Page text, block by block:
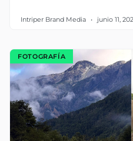
Intriper Brand Media junio 11,
FOTOGRAFÍA